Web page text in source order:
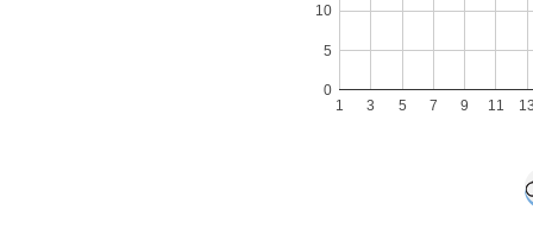
1 3 5 7 9 11
0
5
10